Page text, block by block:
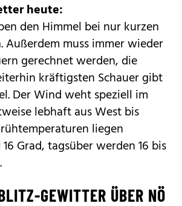
heute:
den Himmel bei nur kurzen
Außerdem muss immer wieder
gerechnet werden, die
kräftigsten Schauer gibt
Der Wind weht speziell im
lebhaft aus West bis
liegen
Grad, tagsüber werden 16 bis
GEWITTER ÜBER NÖ